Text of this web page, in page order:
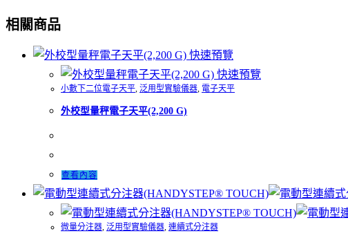
相關商品
快速預覽
快速預覽
小數下二位電子天平, 泛用型實驗儀器, 電子天平
外校型量秤電子天平(2,200 G)
查看內容
微量分注器, 泛用型實驗儀器, 連續式分注器